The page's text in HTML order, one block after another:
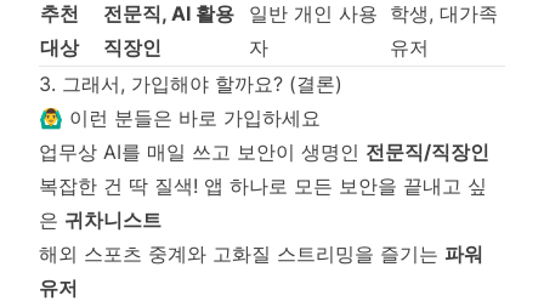
추천
대상
전문직, AI 활용
직장인
일반 개인 사용
자
학생, 대가족
유저
3. 그래서, 가입해야 할까요? (결론)
🙆‍♂️ 이런 분들은 바로 가입하세요
업무상 AI를 매일 쓰고 보안이 생명인 전문직/직장인
복잡한 건 딱 질색! 앱 하나로 모든 보안을 끝내고 싶
은 귀차니스트
해외 스포츠 중계와 고화질 스트리밍을 즐기는 파워
유저